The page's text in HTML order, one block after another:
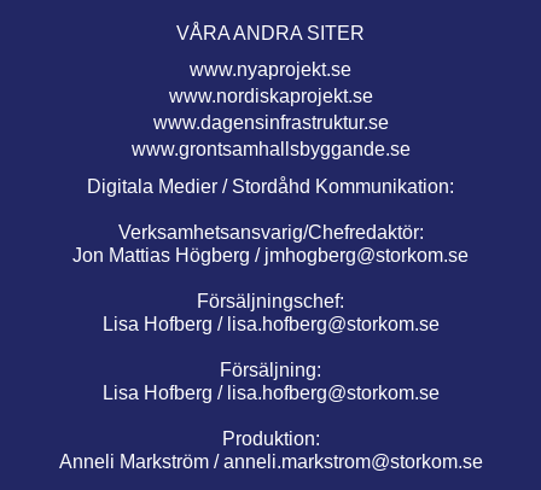
VÅRA ANDRA SITER
www.nyaprojekt.se
www.nordiskaprojekt.se
www.dagensinfrastruktur.se
www.grontsamhallsbyggande.se
Digitala Medier / Stordåhd Kommunikation:
Verksamhetsansvarig/Chefredaktör:
Jon Mattias Högberg / jmhogberg@storkom.se
Försäljningschef:
Lisa Hofberg / lisa.hofberg@storkom.se
Försäljning:
Lisa Hofberg / lisa.hofberg@storkom.se
Produktion:
Anneli Markström /anneli.markstrom@storkom.se